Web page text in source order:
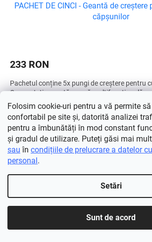
Folosim cookie-uri pentru a vă permite
confortabil pe site și, datorită analizei
pentru a îmbunătăți în mod constant
și gradul de utilizare. Puteți găsi mai
sau în condițiile de prelucrare a datelor
personal.
Setări
Sunt de acord
PACHET DE CINCI - Geantă de
căpșunilor
233 RON
Pachetul conține 5x pungi de creștere pentru
Cunoașteți această pungă multifuncțională
cultivarea căpșunilor comodă și simplă. În